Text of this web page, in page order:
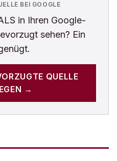
BEI GOOGLE
in Ihren Google-
sehen? Ein
QUELLE
→